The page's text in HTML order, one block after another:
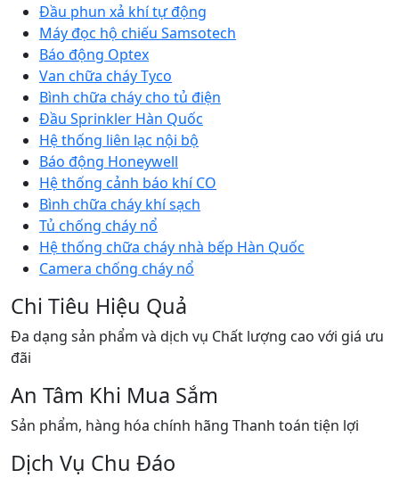
Đầu phun xả khí tự động
Máy đọc hộ chiếu Samsotech
Báo động Optex
Van chữa cháy Tyco
Bình chữa cháy cho tủ điện
Đầu Sprinkler Hàn Quốc
Hệ thống liên lạc nội bộ
Báo động Honeywell
Hệ thống cảnh báo khí CO
Bình chữa cháy khí sạch
Tủ chống cháy nổ
Hệ thống chữa cháy nhà bếp Hàn Quốc
Camera chống cháy nổ
Chi Tiêu Hiệu Quả
Đa dạng sản phẩm và dịch vụ Chất lượng cao với giá ưu
đãi
An Tâm Khi Mua Sắm
Sản phẩm, hàng hóa chính hãng Thanh toán tiện lợi
Dịch Vụ Chu Đáo